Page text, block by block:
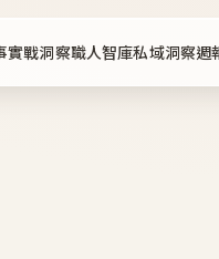
實戰洞察職人智庫私域洞察週